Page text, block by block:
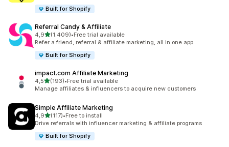
Built for Shopify
Referral Candy & Affiliate
4,95 yıldız üzerinden
(1.409)
toplam 1409 değerlendirme
•Free trial available
Refer a friend, referral & affiliate marketing, all in one app
Built for Shopify
impact.com Affiliate Marketing
4,55 yıldız üzerinden
(193)
toplam 193 değerlendirme
•Free trial available
Manage affiliates & influencers to acquire new customers
Simple Affiliate Marketing
4,95 yıldız üzerinden
(117)
toplam 117 değerlendirme
•Free to install
Drive referrals with influencer marketing & affiliate programs
Built for Shopify